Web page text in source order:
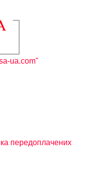
ua.com"
передоплачених